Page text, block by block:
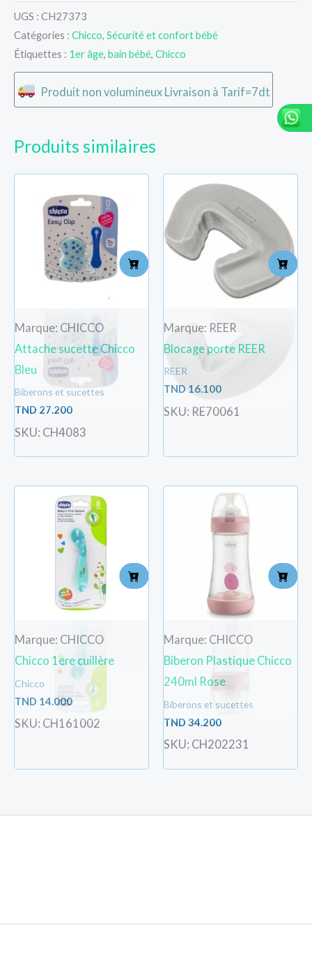
UGS : CH27373
Catégories : Chicco, Sécurité et confort bébé
Étiquettes : 1er âge, bain bébé, Chicco
Produit non volumineux Livraison à Tarif=7dt
Produits similaires
Marque: CHICCO
Attache sucette Chicco
Bleu
Biberons et sucettes
TND 27.200
SKU: CH4083
Marque: REER
Blocage porte REER
REER
TND 16.100
SKU: RE70061
Marque: CHICCO
Chicco 1ere cuillère
Chicco
TND 14.000
SKU: CH161002
Marque: CHICCO
Biberon Plastique Chicco
240ml Rose
Biberons et sucettes
TND 34.200
SKU: CH202231